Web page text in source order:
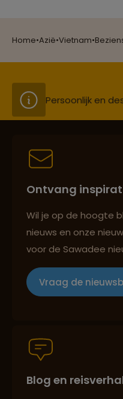
Home•Azië•Vietnam•
Lees meer
Lees meer
Lees meer
Lees meer
Best
Groepsreizen
Best
Ontvang
Wil je op de hoogte
nieuws en onze
voor de Sawadee
Vraag de
Blog en